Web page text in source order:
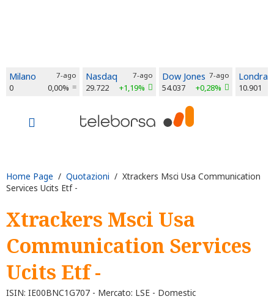
Milano 7-ago
0 0,00%
Nasdaq 7-ago
29.722 +1,19%
Dow Jones 7-ago
54.037 +0,28%
Londra
10.901
Home Page / Quotazioni / Xtrackers Msci Usa Communication
Services Ucits Etf -
Xtrackers Msci Usa
Communication Services
Ucits Etf -
ISIN: IE00BNC1G707 - Mercato: LSE - Domestic